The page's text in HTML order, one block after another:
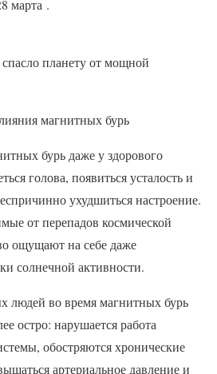
марта .
планету от мощной
магнитных бурь
бурь даже у здорового
голова, появиться усталость и
ухудшиться настроение.
от перепадов космической
ощущают на себе даже
солнечной активности.
людей во время магнитных бурь
остро: нарушается работа
обостряются хронические
артериальное давление и